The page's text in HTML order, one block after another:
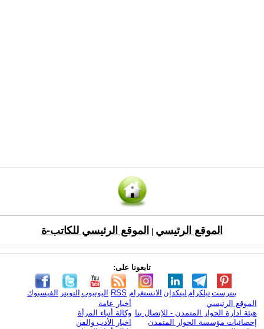
الموقع الرئيسي الموقع الرئيسي للكاتب-ة
تابعونا على:
الفيسبوك التويتر اليوتيوب RSS الانستغرام لينكدإن تيلكرامبنترست
الموقع الرئيسي
هيئة ادارة الحوار المتمدن - للإتصال بنا
إحصائيات مؤسسة الحوار المتمدن
أخبار عامة
وكالة أنباء المرأة
اخبار الأدب والفن